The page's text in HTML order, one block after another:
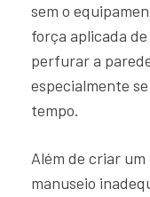
sem o
força aplicada
perfurar a
especialmente
tempo.
Além de criar
manuseio